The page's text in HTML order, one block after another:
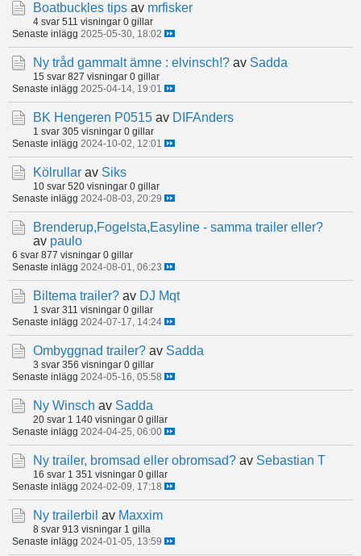
Boatbuckles tips av mrfisker
4 svar 511 visningar 0 gillar
Senaste inlägg 2025-05-30, 18:02
Ny tråd gammalt ämne : elvinsch!? av Sadda
15 svar 827 visningar 0 gillar
Senaste inlägg 2025-04-14, 19:01
BK Hengeren P0515 av DIFAnders
1 svar 305 visningar 0 gillar
Senaste inlägg 2024-10-02, 12:01
Kölrullar av Siks
10 svar 520 visningar 0 gillar
Senaste inlägg 2024-08-03, 20:29
Brenderup,Fogelsta,Easyline - samma trailer eller?
av paulo
6 svar 877 visningar 0 gillar
Senaste inlägg 2024-08-01, 06:23
Biltema trailer? av DJ Mqt
1 svar 311 visningar 0 gillar
Senaste inlägg 2024-07-17, 14:24
Ombyggnad trailer? av Sadda
3 svar 356 visningar 0 gillar
Senaste inlägg 2024-05-16, 05:58
Ny Winsch av Sadda
20 svar 1 140 visningar 0 gillar
Senaste inlägg 2024-04-25, 06:00
Ny trailer, bromsad eller obromsad? av Sebastian T
16 svar 1 351 visningar 0 gillar
Senaste inlägg 2024-02-09, 17:18
Ny trailerbil av Maxxim
8 svar 913 visningar 1 gilla
Senaste inlägg 2024-01-05, 13:59